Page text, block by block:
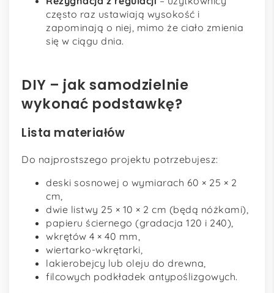
często raz ustawiają wysokość i
zapominają o niej, mimo że ciało zmienia
się w ciągu dnia.
DIY – jak samodzielnie
wykonać podstawkę?
Lista materiałów
Do najprostszego projektu potrzebujesz:
deski sosnowej o wymiarach 60 × 25 × 2
cm,
dwie listwy 25 × 10 × 2 cm (będą nóżkami),
papieru ściernego (gradacja 120 i 240),
wkrętów 4 × 40 mm,
wiertarko-wkrętarki,
lakierobejcy lub oleju do drewna,
filcowych podkładek antypoślizgowych.